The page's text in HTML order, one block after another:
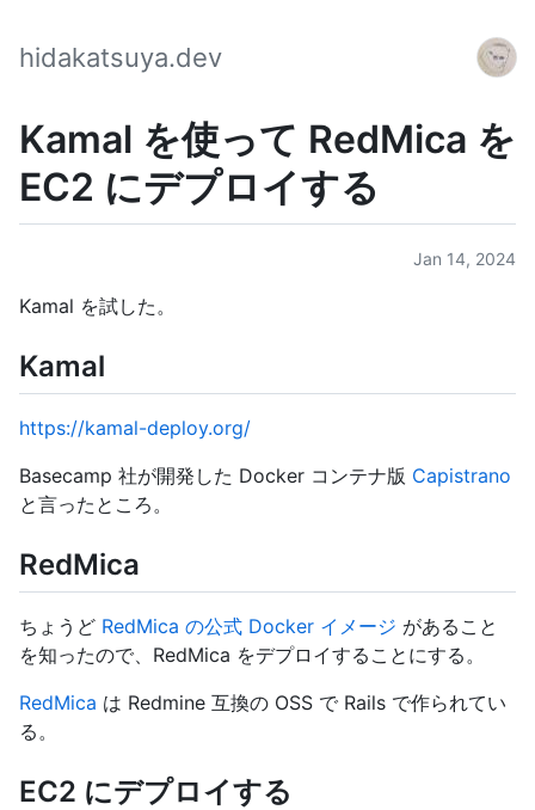
hidakatsuya.dev
Kamal を使って RedMica を
EC2 にデプロイする
Jan 14, 2024
Kamal を試した。
Kamal
https://kamal-deploy.org/
Basecamp 社が開発した Docker コンテナ版 Capistrano
と言ったところ。
RedMica
ちょうど RedMica の公式 Docker イメージ があること
を知ったので、RedMica をデプロイすることにする。
RedMica は Redmine 互換の OSS で Rails で作られてい
る。
EC2 にデプロイする